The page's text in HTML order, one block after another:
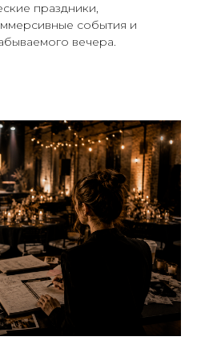
праздники,
события и
вечера.